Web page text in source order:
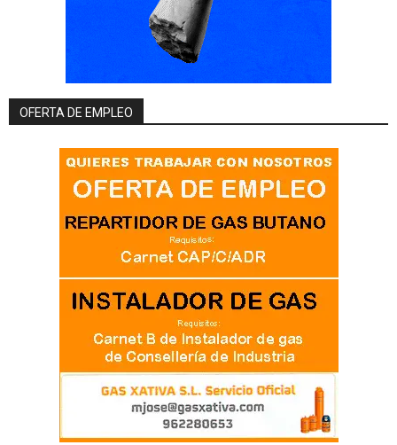
OFERTA DE EMPLEO